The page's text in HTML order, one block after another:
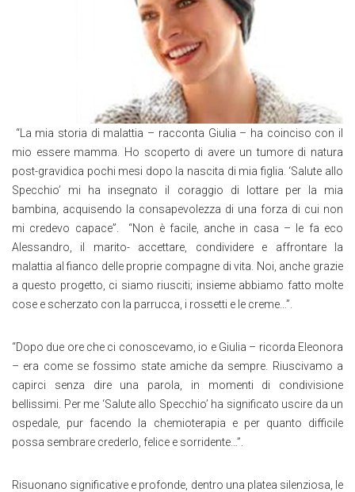
“La mia storia di malattia – racconta Giulia – ha coinciso con il
mio essere mamma. Ho scoperto di avere un tumore di natura
post-gravidica pochi mesi dopo la nascita di mia figlia. ‘Salute allo
Specchio’ mi ha insegnato il coraggio di lottare per la mia
bambina, acquisendo la consapevolezza di una forza di cui non
mi credevo capace”. “Non è facile, anche in casa – le fa eco
Alessandro, il marito- accettare, condividere e affrontare la
malattia al fianco delle proprie compagne di vita. Noi, anche grazie
a questo progetto, ci siamo riusciti; insieme abbiamo fatto molte
cose e scherzato con la parrucca, i rossetti e le creme…”.
“Dopo due ore che ci conoscevamo, io e Giulia – ricorda Eleonora
– era come se fossimo state amiche da sempre. Riuscivamo a
capirci senza dire una parola, in momenti di condivisione
bellissimi. Per me ‘Salute allo Specchio’ ha significato uscire da un
ospedale, pur facendo la chemioterapia e per quanto difficile
possa sembrare crederlo, felice e sorridente…”.
Risuonano significative e profonde, dentro una platea silenziosa, le